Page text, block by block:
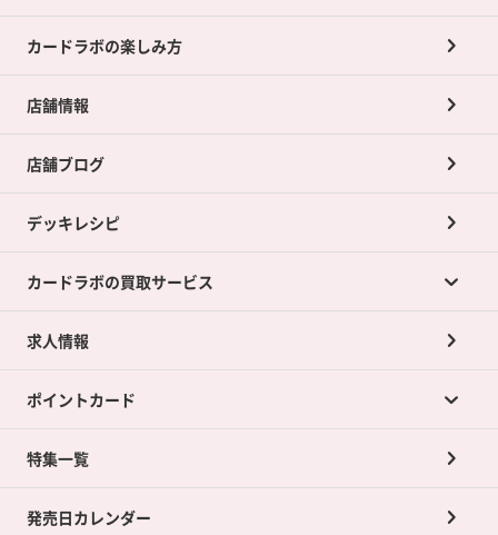
カードラボの楽しみ方
店舗情報
店舗ブログ
デッキレシピ
カードラボの買取サービス
カードラボの買取サービスTOP
店舗買取について
ネット買取について
買取承諾書について
求人情報
ポイントカード
ポイントカードTOP
ポイント交換景品
特集一覧
発売日カレンダー